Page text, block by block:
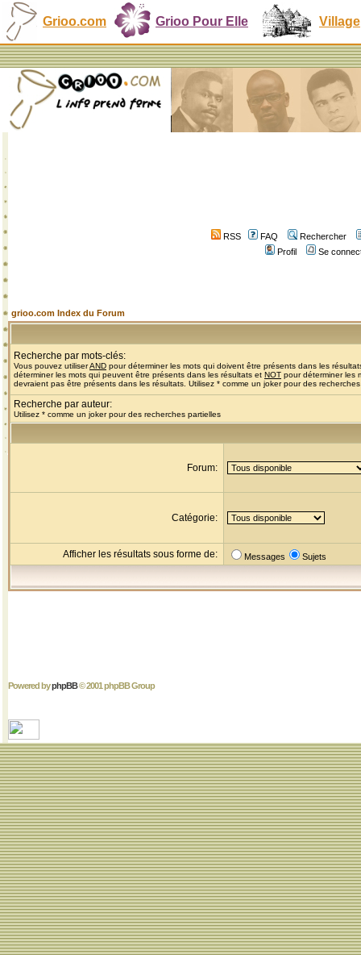
Grioo.com Grioo Pour Elle Village
RSS FAQ
Rechercher
Profil
Se
grioo.com Index du Forum
Recherche par mots-clés:
Vous pouvez utiliserAND pour déterminer les mots qui doivent être présents dans les
déterminer les mots qui peuvent être présents dans les résultats et NOT pour déterminer les
devraient pas être présents dans les résultats. Utilisez * comme un joker pour des
Recherche par auteur:
Utilisez * comme un joker pour des recherches partielles
Forum:
Catégorie:
Afficher les résultats sous forme de: Messages Sujets
Powered byphpBB© 2001 phpBB Group